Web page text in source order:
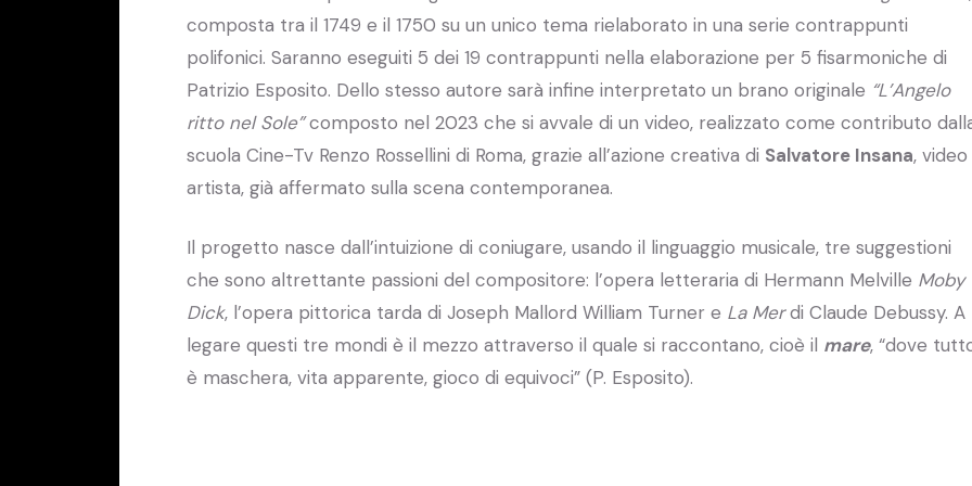
composta tra il 1749 e il 1750 su un unico tema rielaborato in una serie contrappunti
polifonici. Saranno eseguiti 5 dei 19 contrappunti nella elaborazione per 5 fisarmoniche di
Patrizio Esposito. Dello stesso autore sarà infine interpretato un brano originale “L’Angelo
ritto nel Sole”composto nel 2023 che si avvale di un video, realizzato come contributo
scuola Cine-Tv Renzo Rossellini di Roma, grazie all’azione creativa di Salvatore Insana, video
artista, già affermato sulla scena contemporanea.
Il progetto nasce dall’intuizione di coniugare, usando il linguaggio musicale, tre suggestioni
che sono altrettante passioni del compositore: l’opera letteraria di Hermann Melville Moby
Dick, l’opera pittorica tarda di Joseph Mallord William Turner e La Merdi Claude Debussy. A
legare questi tre mondi è il mezzo attraverso il quale si raccontano, cioè il mare, “dove
è maschera, vita apparente, gioco di equivoci” (P. Esposito).